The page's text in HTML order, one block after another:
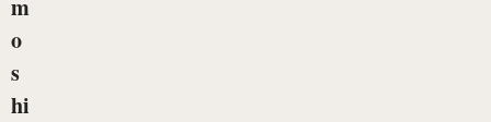
m
o
s
hi